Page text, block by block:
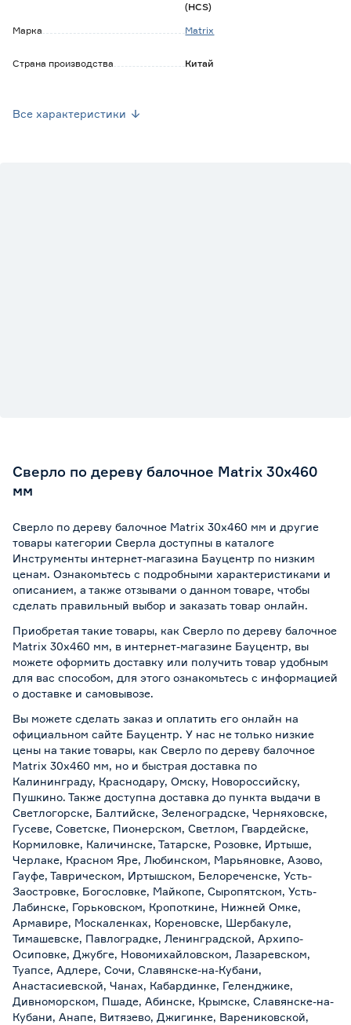
(HCS)
Марка
Matrix
Страна производства Китай
Все характеристики
Сверло по дереву балочное Matrix 30х460
мм
Сверло по дереву балочное Matrix 30х460 мм и другие
товары категории Сверла доступны в каталоге
Инструменты интернет-магазина Бауцентр по низким
ценам. Ознакомьтесь с подробными характеристиками и
описанием, а также отзывами о данном товаре, чтобы
сделать правильный выбор и заказать товар онлайн.
Приобретая такие товары, как Сверло по дереву балочное
Matrix 30х460 мм, в интернет-магазине Бауцентр, вы
можете оформить доставку или получить товар удобным
для вас способом, для этого ознакомьтесь с информацией
о доставке и самовывозе.
Вы можете сделать заказ и оплатить его онлайн на
официальном сайте Бауцентр. У нас не только низкие
цены на такие товары, как Сверло по дереву балочное
Matrix 30х460 мм, но и быстрая доставка по
Калининграду, Краснодару, Омску, Новороссийску,
Пушкино. Также доступна доставка до пункта выдачи в
Светлогорске, Балтийске, Зеленоградске, Черняховске,
Гусеве, Советске, Пионерском, Светлом, Гвардейске,
Кормиловке, Каличинске, Татарске, Розовке, Иртыше,
Черлаке, Красном Яре, Любинском, Марьяновке, Азово,
Гауфе, Таврическом, Иртышском, Белореченске, Усть-
Заостровке, Богословке, Майкопе, Сыропятском, Усть-
Лабинске, Горьковском, Кропоткине, Нижней Омке,
Армавире, Москаленках, Кореновске, Шербакуле,
Тимашевске, Павлоградке, Ленинградской, Архипо-
Осиповке, Джубге, Новомихайловском, Лазаревском,
Туапсе, Адлере, Сочи, Славянске-на-Кубани,
Анастасиевской, Чанах, Кабардинке, Геленджике,
Дивноморском, Пшаде, Абинске, Крымске, Славянске-на-
Кубани, Анапе, Витязево, Джигинке, Варениковской,